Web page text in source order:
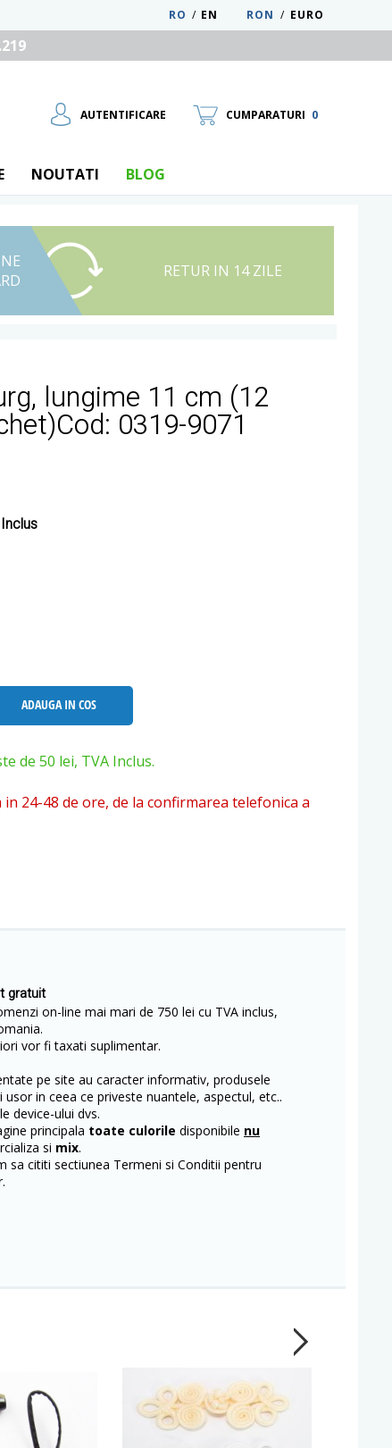
RON / EURO
EN
/
RO
AUTENTIFICARE
UTILIZATOR NOU
RECUPEREAZA PAROLA
CUMPARATURI 0
NOUTATI BLOG
RETUR IN 14 ZILE
lungime 11 cm (12
0319-9071
ADAUGA IN COS
de 50 lei, TVA Inclus.
24-48 de ore, de la confirmarea telefonica a
gratuit
on-line mai mari de 750 lei cu TVA inclus,
vor fi taxati suplimentar.
pe site au caracter informativ, produsele
in ceea ce priveste nuantele, aspectul, etc..
device-ului dvs.
principala toate culorile disponibile nu
si mix.
sa cititi sectiunea Termeni si Conditii pentru